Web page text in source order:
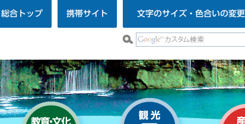
総合トップ 携帯サイト 文字のサイズ・色合いの変更